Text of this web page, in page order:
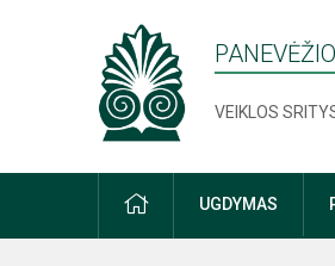
VEIKLOS
PRADŽIAUGDYMAS